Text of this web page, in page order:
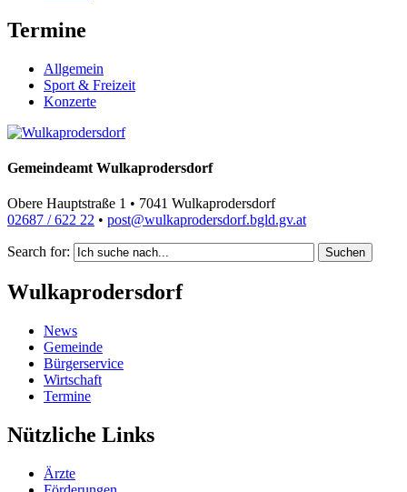
Termine
Allgemein
Sport & Freizeit
Konzerte
Gemeindeamt Wulkaprodersdorf
Obere Hauptstraße 1 • 7041 Wulkaprodersdorf
02687 / 622 22 • post@wulkaprodersdorf.bgld.gv.at
Search for: Suchen
Wulkaprodersdorf
News
Gemeinde
Bürgerservice
Wirtschaft
Termine
Nützliche Links
Ärzte